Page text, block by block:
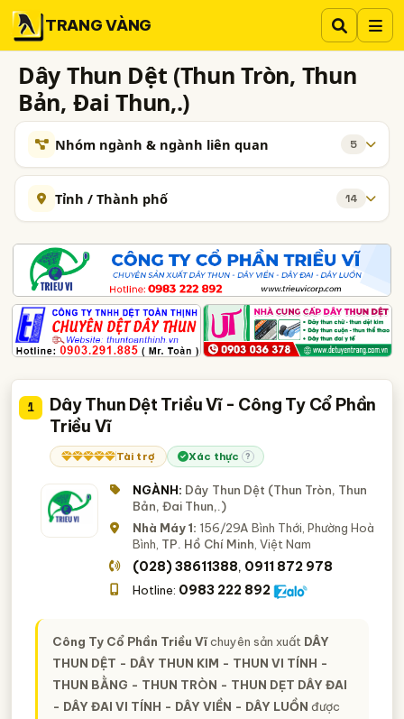
TRANG VÀNG
Dây Thun Dệt (Thun Tròn, Thun
Bản, Đai Thun,.)
Nhóm ngành & ngành liên quan 5
NGÀNH XEM THÊM
May Mặc - Nguyên, Phụ Liệu May Mặc881
Giày - Vật Tư Và Phụ Liệu201
Chỉ Sợi Cao Su, Chỉ Thun Cao Su 33
Tỉnh / Thành phố 14
Bình Dương
Tp. Đà Nẵng Bắc Ninh
Bình Phước
Hưng Yên
Phú Thọ Thanh Hóa
Bình Định
Hải Dương
Long An Tây Ninh
1
Dây Thun Dệt Triều Vĩ - Công Ty Cổ Phần
Triều Vĩ
Tài trợ Xác thực ?
NGÀNH: Dây Thun Dệt (Thun Tròn, Thun
Bản, Đai Thun,.)
Nhà Máy 1: 156/29A Bình Thới, Phường Hoà
Bình, TP. Hồ Chí Minh , Việt Nam
(028) 38611388, 0911 872 978
Hotline: 0983 222 892
Công Ty Cổ Phần Triều Vĩchuyên sản xuất DÂY
THUN DỆT - DÂY THUN KIM - THUN VI TÍNH -
THUN BẰNG - THUN TRÒN - THUN DẸT DÂY ĐAI
- DÂY ĐAI VI TÍNH - DÂY VIỀN - DÂY LUỒN được